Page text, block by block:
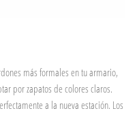
más formales en tu armario,
por zapatos de colores claros.
a la nueva estación. Los